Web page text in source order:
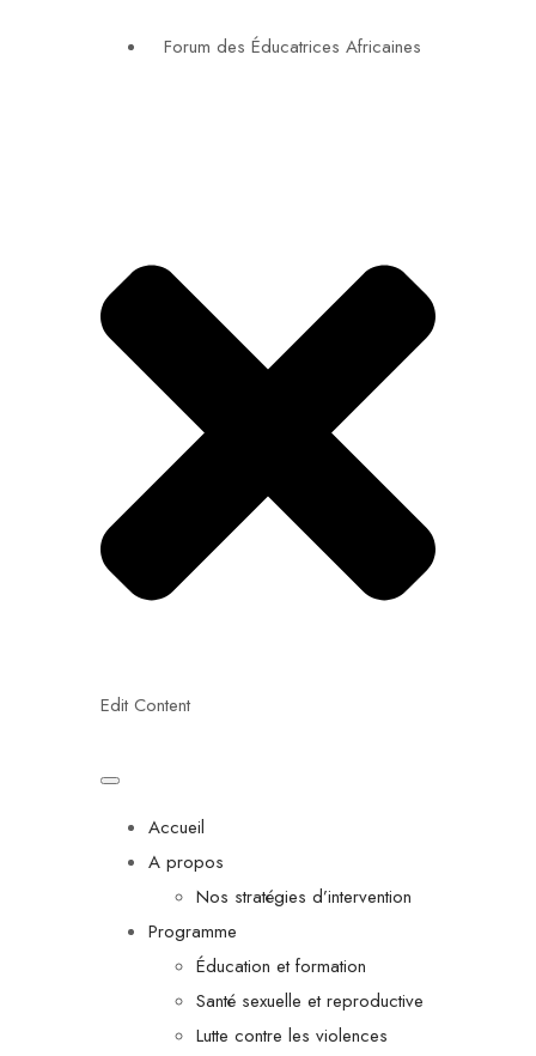
Forum des Éducatrices Africaines
Edit Content
Accueil
A propos
Nos stratégies d’intervention
Programme
Éducation et formation
Santé sexuelle et reproductive
Lutte contre les violences